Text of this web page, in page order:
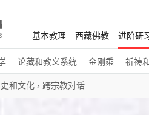
基本教理 西藏佛教 进阶研
论藏和教义系统 金刚乘 祈祷
和文化 › 跨宗教对话